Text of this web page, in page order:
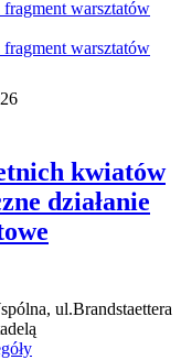
kwiatów
działanie
ul.Brandstaettera